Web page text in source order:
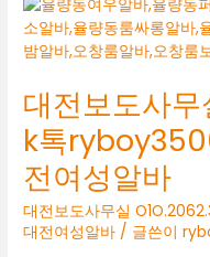
대전보도사
k톡
전여성알바
대전보도사무실
대전여성알바 / 글쓴이